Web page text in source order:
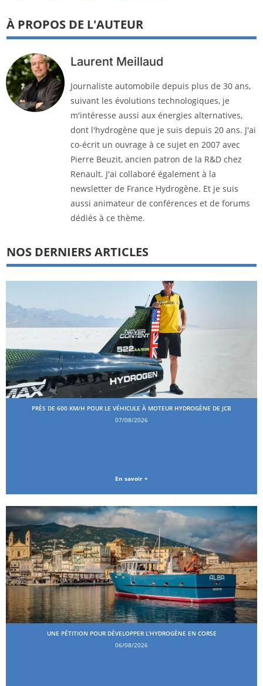
À PROPOS DE L'AUTEUR
Laurent Meillaud
Journaliste automobile depuis plus de 30 ans,
suivant les évolutions technologiques, je
m'intéresse aussi aux énergies alternatives,
dont l'hydrogène que je suis depuis 20 ans. J'ai
co-écrit un ouvrage à ce sujet en 2007 avec
Pierre Beuzit, ancien patron de la R&D chez
Renault. J'ai collaboré également à la
newsletter de France Hydrogène. Et je suis
aussi animateur de conférences et de forums
dédiés à ce thème.
NOS DERNIERS ARTICLES
PRÈS DE 600 KM/H POUR LE VÉHICULE À MOTEUR HYDROGÈNE DE JCB
07/08/2026
En savoir +
UNE PÉTITION POUR DÉVELOPPER L’HYDROGÈNE EN CORSE
06/08/2026